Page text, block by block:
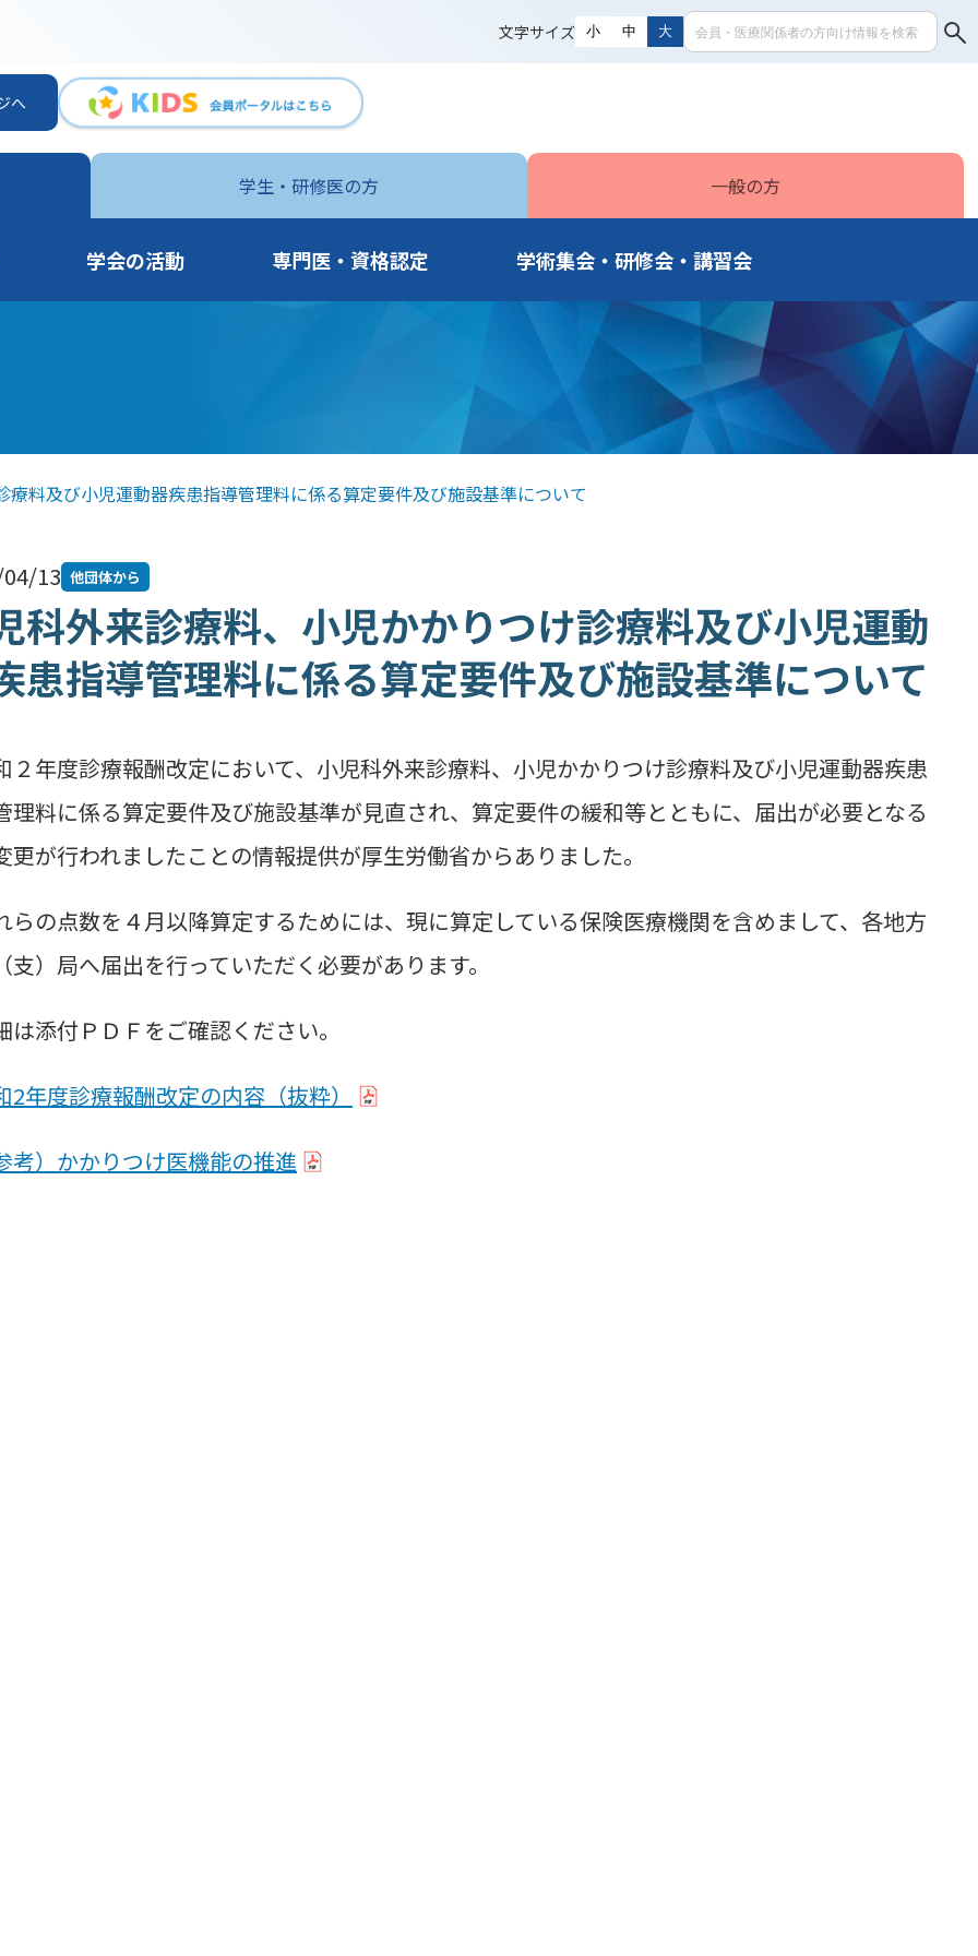
文字サイズ 小 中 大
へ
学生・ 研修医の方 一般の方
学会の活動 専門医・資格認定 学術集会・研修会・講習会
料及び小児運動器疾患指導管理料に係る算定要件及び施設基準について
13 他団体から
科外来診療料、小児かかりつけ診療料及び小児運動
患指導管理料に係る算定要件及び施設基準について
２年度診療報酬改定において、小児科外来診療料、小児かかりつけ診療料及び小児運動器疾患
理料に係る算定要件及び施設基準が見直され、算定要件の緩和等とともに、届出が必要となる
更が行われましたことの情報提供が厚生労働省からありました。
らの点数を４月以降算定するためには、現に算定している保険医療機関を含めまして、各地方
支）局へ届出を行っていただく必要があります。
添付ＰＤＦをご確認ください。
2年度診療報酬改定の内容（抜粋）
考）かかりつけ医機能の推進